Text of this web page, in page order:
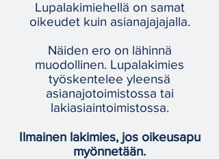
Lupalakimiehellä on samat
oikeudet kuin asianajajajalla.
Näiden ero on lähinnä
muodollinen. Lupalakimies
työskentelee yleensä
asianajotoimistossa tai
lakiasiaintoimistossa.
Ilmainen lakimies, jos oikeusapu
myönnetään.